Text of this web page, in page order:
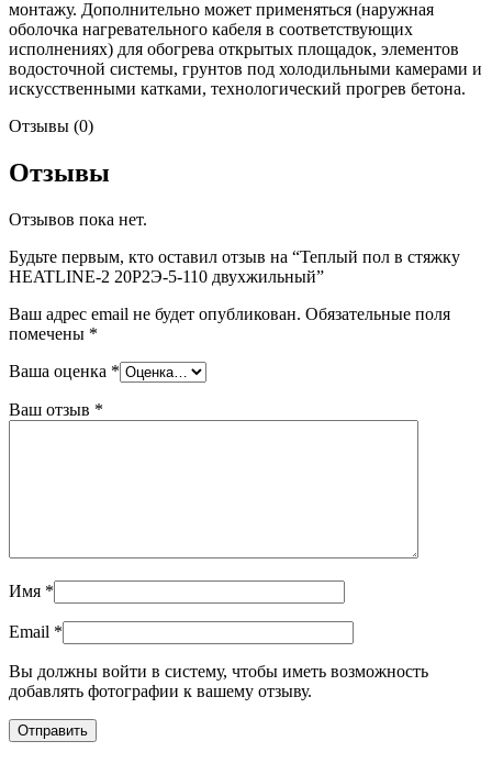
монтажу. Дополнительно может применяться (наружная
оболочка нагревательного кабеля в соответствующих
исполнениях) для обогрева открытых площадок, элементов
водосточной системы, грунтов под холодильными камерами и
искусственными катками, технологический прогрев бетона.
Отзывы (0)
Отзывы
Отзывов пока нет.
Будьте первым, кто оставил отзыв на “Теплый пол в стяжку
HEATLINE-2 20Р2Э-5-110 двухжильный”
Ваш адрес email не будет опубликован. Обязательные поля
помечены *
Ваша оценка *
Ваш отзыв *
Имя *
Email *
Вы должны войти в систему, чтобы иметь возможность
добавлять фотографии к вашему отзыву.